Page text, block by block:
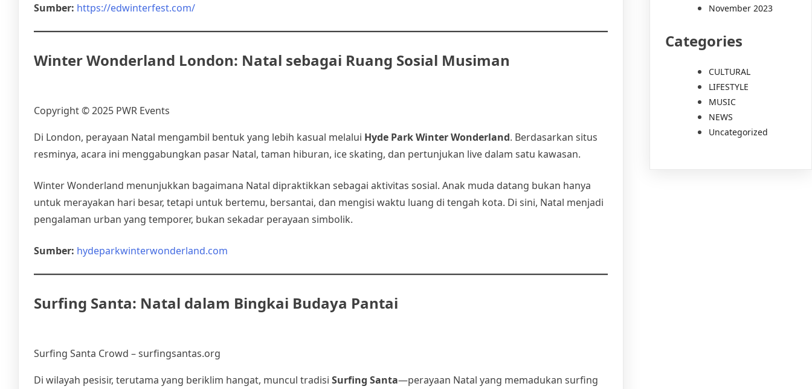
Sumber: https://edwinterfest.com/
Winter Wonderland London: Natal sebagai Ruang Sosial Musiman
Copyright ©️ 2025 PWR Events
Di London, perayaan Natal mengambil bentuk yang lebih kasual melalui Hyde Park Winter Wonderland. Berdasarkan situs
resminya, acara ini menggabungkan pasar Natal, taman hiburan, ice skating, dan pertunjukan live dalam satu kawasan.
Winter Wonderland menunjukkan bagaimana Natal dipraktikkan sebagai aktivitas sosial. Anak muda datang bukan hanya
untuk merayakan hari besar, tetapi untuk bertemu, bersantai, dan mengisi waktu luang di tengah kota. Di sini, Natal menjadi
pengalaman urban yang temporer, bukan sekadar perayaan simbolik.
Sumber: hydeparkwinterwonderland.com
Surfing Santa: Natal dalam Bingkai Budaya Pantai
Surfing Santa Crowd – surfingsantas.org
Di wilayah pesisir, terutama yang beriklim hangat, muncul tradisi Surfing Santa—perayaan Natal yang memadukan surfing
November 2023
Categories
CULTURAL
LIFESTYLE
MUSIC
NEWS
Uncategorized